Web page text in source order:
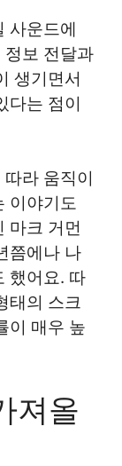
사운드에
정보 전달과
생기면서
다는 점이
라 움직이
이야기도
마크 거먼
쯤에나 나
했어요. 따
태의 스크
이 매우 높
져올